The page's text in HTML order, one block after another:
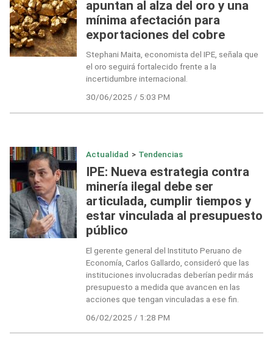
apuntan al alza del oro y una
mínima afectación para
exportaciones del cobre
Stephani Maita, economista del IPE, señala que
el oro seguirá fortalecido frente a la
incertidumbre internacional.
30/06/2025 / 5:03 PM
Actualidad > Tendencias
IPE: Nueva estrategia contra
minería ilegal debe ser
articulada, cumplir tiempos y
estar vinculada al presupuesto
público
El gerente general del Instituto Peruano de
Economía, Carlos Gallardo, consideró que las
instituciones involucradas deberían pedir más
presupuesto a medida que avancen en las
acciones que tengan vinculadas a ese fin.
06/02/2025 / 1:28 PM